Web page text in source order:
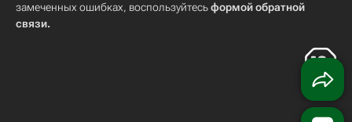
замеченных ошибках, воспользуйтесьформой обратной
связи.